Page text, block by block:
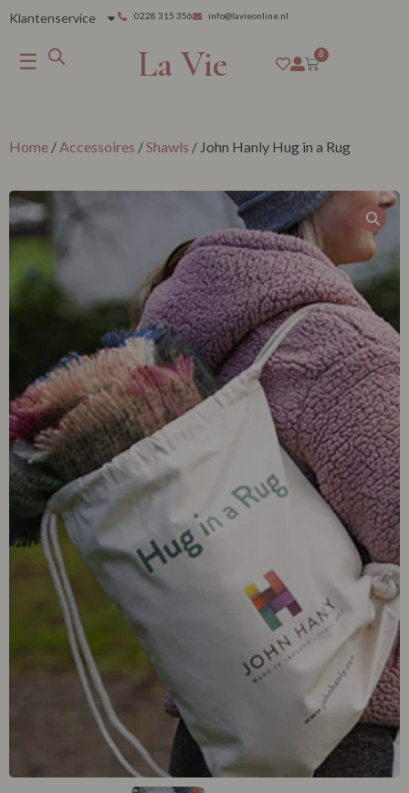
Klantenservice 0228 315 356 info@lavieonline.nl
☰ La Vie 0
Home / Accessoires /Shawls / John Hanly Hug in a Rug